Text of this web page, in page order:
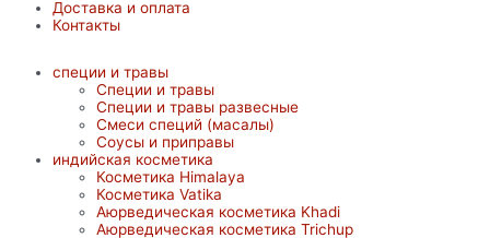
Доставка и оплата
Контакты
специи и травы
Специи и травы
Специи и травы развесные
Смеси специй (масалы)
Соусы и приправы
индийская косметика
Косметика Himalaya
Косметика Vatika
Аюрведическая коcметика Khadi
Аюрведическая коcметика Trichup